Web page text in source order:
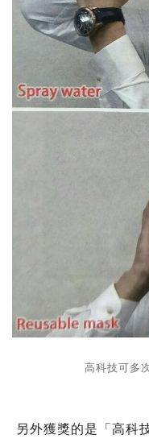
高科技可多
另外獲獎的是「高科